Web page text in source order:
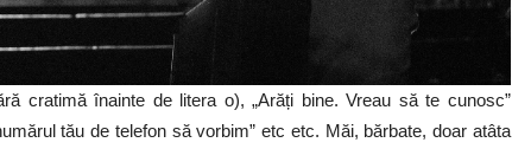
cratimă înainte de litera o), „Arăți bine. Vreau să te cunosc”
tău de telefon să vorbim” etc etc. Măi, bărbate, doar atâta